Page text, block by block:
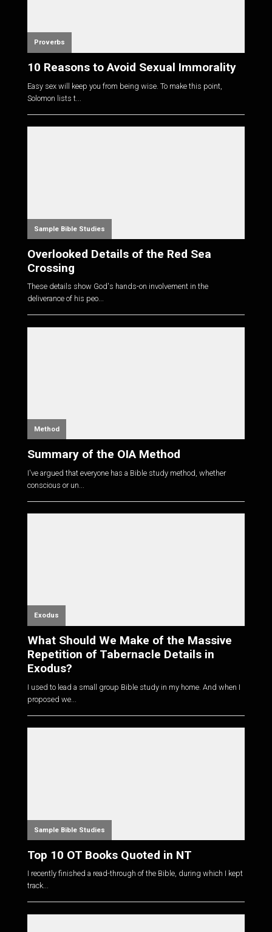
Proverbs
10 Reasons to Avoid Sexual Immorality
Easy sex will keep you from being wise. To make this point,
Solomon lists t...
Sample Bible Studies
Overlooked Details of the Red Sea
Crossing
These details show God's hands-on involvement in the
deliverance of his peo...
Method
Summary of the OIA Method
I've argued that everyone has a Bible study method, whether
conscious or un...
Exodus
What Should We Make of the Massive
Repetition of Tabernacle Details in
Exodus?
I used to lead a small group Bible study in my home. And when I
proposed we...
Sample Bible Studies
Top 10 OT Books Quoted in NT
I recently finished a read-through of the Bible, during which I kept
track...